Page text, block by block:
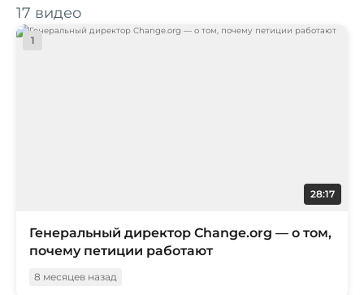
17 видео
1
28:17
Генеральный директор Change.org — о том,
почему петиции работают
8 месяцев назад